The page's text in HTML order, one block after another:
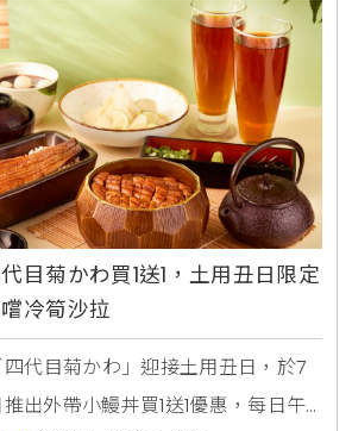
目菊かわ買1送1，土用丑日限定
冷筍沙拉
代目菊かわ」迎接土用丑日，於7
出外帶小鰻丼買1送1優惠，每日午